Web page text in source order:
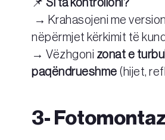
📌Si ta kontrolloni?
→ Krahasojeni me
nëpërmjet kërkimit të
→ Vëzhgoni zonat e
paqëndrueshme (hijet,
3-